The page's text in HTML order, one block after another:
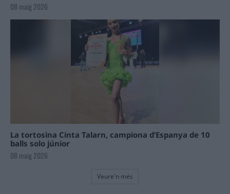
08 maig 2026
La tortosina Cinta Talarn, campiona d’Espanya de 10
balls solo júnior
08 maig 2026
Veure'n més